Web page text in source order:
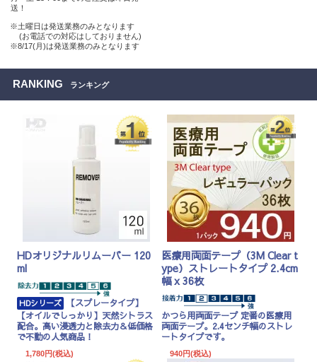
送！
※土曜日は発送業務のみとなります
(お電話での対応はしておりません)
※8/17(月)は発送業務のみとなります
RANKING ランキング
HDオリジナルリムーバー 120
ml
HDシリーズ
【スプレータイプ】
【オイルでしっかり】天然シトラス
配合。高い浸透力と除去力＆低価格
で不動の人気商品！
1,780円(税込)
医療用両面テープ（3M Clear t
ype）ストレートタイプ 2.4cm
幅 x 36枚
かつら用両面テープ 定番の医療用
両面テープ。2.4センチ幅のストレ
ートタイプです。
940円(税込)